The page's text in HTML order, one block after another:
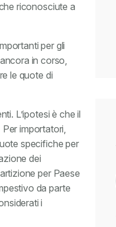
riconosciute a
per gli
in corso,
le quote di
L’ipotesi è che il
Per importatori,
specifiche per
dei
per Paese
da parte
i